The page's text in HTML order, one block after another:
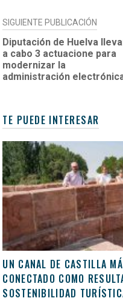
SIGUIENTE PUBLICACIÓN
Diputación de Huelva
a cabo 3 actuacione para
modernizar la
administración
TE PUEDE INTERESAR
UN CANAL DE CASTILLA
CONECTADO COMO
SOSTENIBILIDAD